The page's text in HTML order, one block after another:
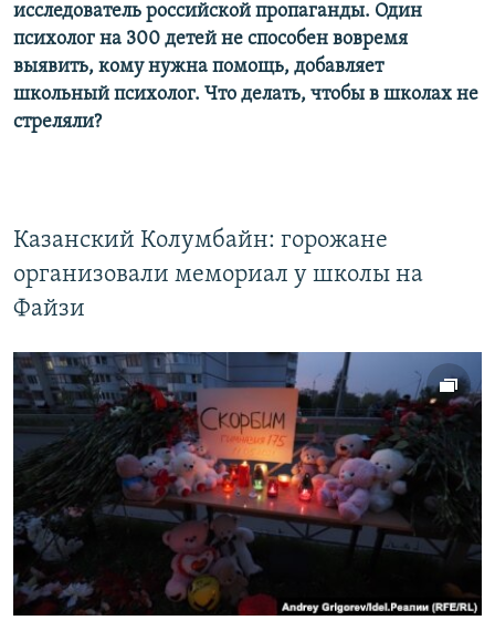
исследователь российской пропаганды. Один
психолог на 300 детей не способен вовремя
выявить, кому нужна помощь, добавляет
школьный психолог. Что делать, чтобы в школах не
стреляли?
Казанский Колумбайн: горожане
организовали мемориал у школы на
Файзи